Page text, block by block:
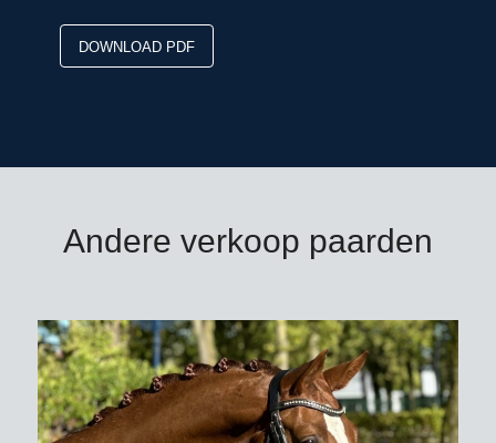
DOWNLOAD PDF
Andere verkoop paarden